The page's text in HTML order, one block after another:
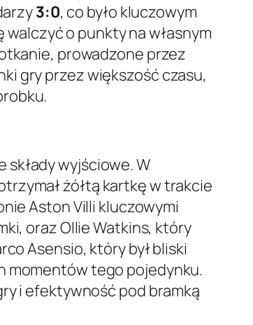
3:0, co było kluczowym
o punkty na własnym
prowadzone przez
gry przez większość czasu,
wyjściowe. W
żółtą kartkę w trakcie
Aston Villi kluczowymi
oraz Ollie Watkins, który
Asensio, który był bliski
momentów tego pojedynku.
i efektywność pod bramką